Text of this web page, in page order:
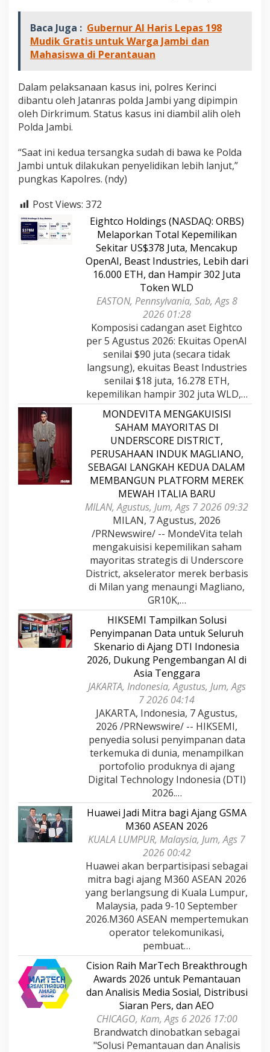
Baca Juga : Gubernur Al Haris Lepas 198
Mudik Gratis untuk Warga Jambi dan
Mahasiswa di Perantauan
Dalam pelaksanaan kasus ini, polres Kerinci
dibantu oleh Jatanras polda Jambi yang dipimpin
oleh Dirkrimum. Status kasus ini diambil alih oleh
Polda Jambi.
“Saat ini kedua tersangka sudah di bawa ke Polda
Jambi untuk dilakukan penyelidikan lebih lanjut,”
pungkas Kapolres. (ndy)
Post Views: 372
Eightco Holdings (NASDAQ: ORBS)
Melaporkan Total Kepemilikan
Sekitar US$378 Juta, Mencakup
OpenAI, Beast Industries, Lebih dari
16.000 ETH, dan Hampir 302 Juta
Token WLD
EASTON, Pennsylvania, Sab, Ags 8
2026 01:28
Komposisi cadangan aset Eightco
per 5 Agustus 2026: Ekuitas OpenAI
senilai $90 juta (secara tidak
langsung), ekuitas Beast Industries
senilai $18 juta, 16.278 ETH,
kepemilikan hampir 302 juta WLD,…
MONDEVITA MENGAKUISISI
SAHAM MAYORITAS DI
UNDERSCORE DISTRICT,
PERUSAHAAN INDUK MAGLIANO,
SEBAGAI LANGKAH KEDUA DALAM
MEMBANGUN PLATFORM MEREK
MEWAH ITALIA BARU
MILAN, Agustus, Jum, Ags 7 2026 09:32
MILAN, 7 Agustus, 2026
/PRNewswire/ -- MondeVita telah
mengakuisisi kepemilikan saham
mayoritas strategis di Underscore
District, akselerator merek berbasis
di Milan yang menaungi Magliano,
GR10K,…
HIKSEMI Tampilkan Solusi
Penyimpanan Data untuk Seluruh
Skenario di Ajang DTI Indonesia
2026, Dukung Pengembangan AI di
Asia Tenggara
JAKARTA, Indonesia, Agustus, Jum, Ags
7 2026 04:14
JAKARTA, Indonesia, 7 Agustus,
2026 /PRNewswire/ -- HIKSEMI,
penyedia solusi penyimpanan data
terkemuka di dunia, menampilkan
portofolio produknya di ajang
Digital Technology Indonesia (DTI)
2026.…
Huawei Jadi Mitra bagi Ajang GSMA
M360 ASEAN 2026
KUALA LUMPUR, Malaysia, Jum, Ags 7
2026 00:42
Huawei akan berpartisipasi sebagai
mitra bagi ajang M360 ASEAN 2026
yang berlangsung di Kuala Lumpur,
Malaysia, pada 9-10 September
2026.M360 ASEAN mempertemukan
operator telekomunikasi,
pembuat…
Cision Raih MarTech Breakthrough
Awards 2026 untuk Pemantauan
dan Analisis Media Sosial, Distribusi
Siaran Pers, dan AEO
CHICAGO, Kam, Ags 6 2026 17:00
Brandwatch dinobatkan sebagai
"Solusi Pemantauan dan Analisis